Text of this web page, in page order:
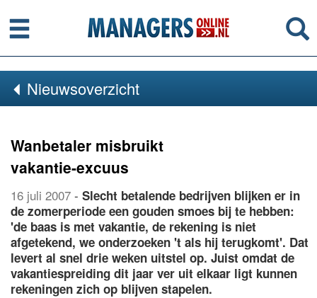
Menu
Nieuwsoverzicht
Wanbetaler misbruikt
vakantie-excuus
16 juli 2007 - Slecht betalende bedrijven blijken er in
de zomerperiode een gouden smoes bij te hebben:
'de baas is met vakantie, de rekening is niet
afgetekend, we onderzoeken 't als hij terugkomt'. Dat
levert al snel drie weken uitstel op. Juist omdat de
vakantiespreiding dit jaar ver uit elkaar ligt kunnen
rekeningen zich op blijven stapelen.